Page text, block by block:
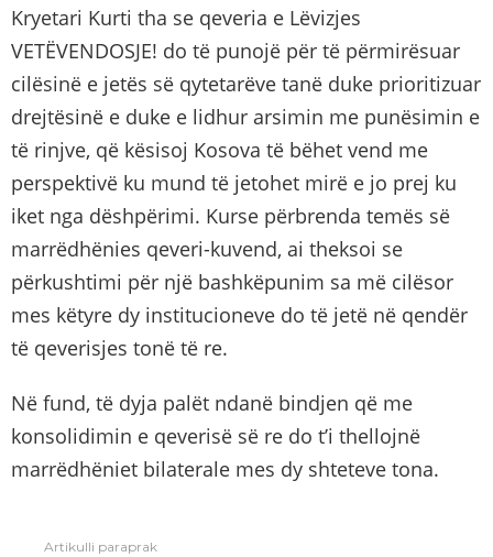
Kryetari Kurti tha se qeveria e Lëvizjes
VETËVENDOSJE! do të punojë për të përmirësuar
cilësinë e jetës së qytetarëve tanë duke prioritizuar
drejtësinë e duke e lidhur arsimin me punësimin e
të rinjve, që kësisoj Kosova të bëhet vend me
perspektivë ku mund të jetohet mirë e jo prej ku
iket nga dëshpërimi. Kurse përbrenda temës së
marrëdhënies qeveri-kuvend, ai theksoi se
përkushtimi për një bashkëpunim sa më cilësor
mes këtyre dy institucioneve do të jetë në qendër
të qeverisjes tonë të re.
Në fund, të dyja palët ndanë bindjen që me
konsolidimin e qeverisë së re do t’i thellojnë
marrëdhëniet bilaterale mes dy shteteve tona.
Artikulli paraprak